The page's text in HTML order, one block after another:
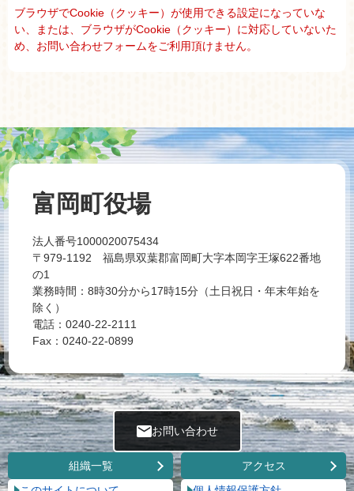
ブラウザでCookie（クッキー）が使用できる設定になっていな
い、または、ブラウザがCookie（クッキー）に対応していないた
め、お問い合わせフォームをご利用頂けません。
お問い合わせ
組織一覧
アクセス
富岡町役場
法人番号1000020075434
〒979-1192 福島県双葉郡富岡町大字本岡字王塚622番地
の1
業務時間：8時30分から17時15分（土日祝日・年末年始を
除く）
電話：0240-22-2111
Fax：0240-22-0899